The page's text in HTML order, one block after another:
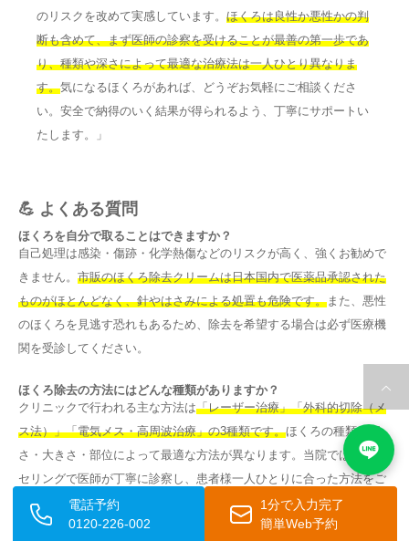
のリスクを改めて実感しています。 ほくろは良性か悪性かの判
断も含めて、まず医師の診察を受けることが最善の第一歩であ
り、種類や深さによって最適な治療法は一人ひとり異なりま
す。気になるほくろがあれば、どうぞお気軽にご相談くださ
い。安全で納得のいく結果が得られるよう、丁寧にサポートい
たします。」
💪 よくある質問
ほくろを自分で取ることはできますか？
自己処理は感染・傷跡・化学熱傷などのリスクが高く、強くお勧めで
きません。 市販のほくろ除去クリームは日本国内で医薬品承認された
ものがほとんどなく、針やはさみによる処置も危険です。 また、悪性
のほくろを見逃す恐れもあるため、除去を希望する場合は必ず医療機
関を受診してください。
ほくろ除去の方法にはどんな種類がありますか？
クリニックで行われる主な方法は「レーザー治療」「外科的切除（メ
ス法）」「電気メス・高周波治療」の3種類です。ほくろの種類・深
さ・大きさ・部位によって最適な方法が異なります。当院ではカウン
セリングで医師が丁寧に診察し、患者様一人ひとりに合った方法をご
提案しています。
電話予約
0120-226-002
1分で入力完了
簡単Web予約